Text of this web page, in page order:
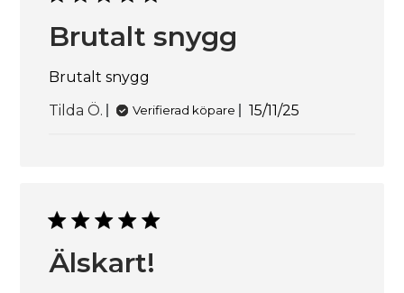
Brutalt snygg
Brutalt snygg
Tilda Ö.
Verifierad köpare 15/11/25
Älskart!